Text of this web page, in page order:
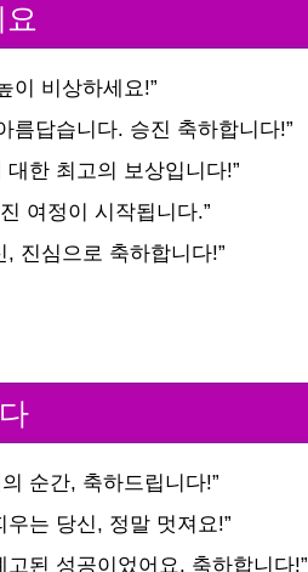
이 비상하세요!”
름답습니다. 승진 축하합니다!”
한 최고의 보상입니다!”
여정이 시작됩니다.”
진심으로 축하합니다!”
순간, 축하드립니다!”
는 당신, 정말 멋져요!”
된 성공이었어요. 축하합니다!”